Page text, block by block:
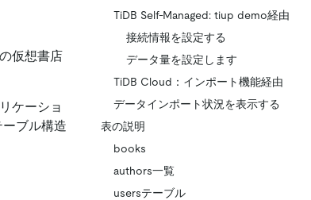
仮想書店
ケーショ
ブル構造
TiDB Self-Managed: tiup demo経由
接続情報を設定する
データ量を設定します
TiDB Cloud：インポート機能経由
データインポート状況を表示する
表の説明
books
authors一覧
usersテーブル